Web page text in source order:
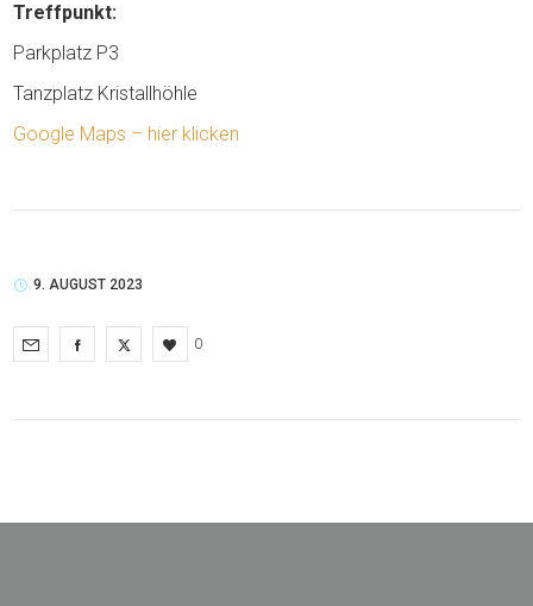
Treffpunkt:
Parkplatz P3
Tanzplatz Kristallhöhle
Google Maps – hier klicken
9. AUGUST 2023
0